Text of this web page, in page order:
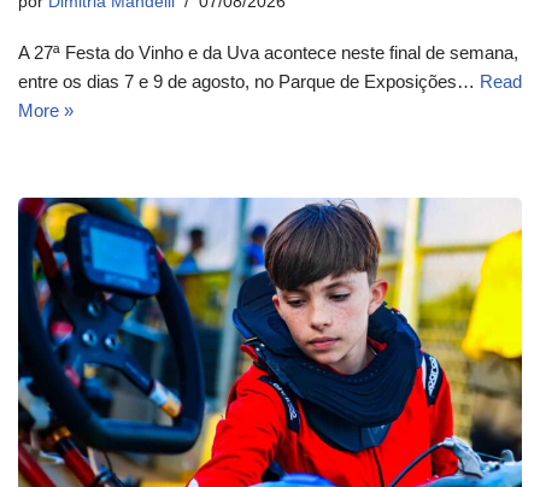
A 27ª Festa do Vinho e da Uva acontece neste final de semana,
entre os dias 7 e 9 de agosto, no Parque de Exposições… Read
More »